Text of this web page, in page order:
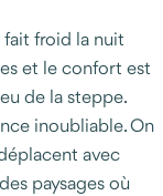
fait froid la nuit
et le confort est
de la steppe.
inoubliable. On
avec
paysages où